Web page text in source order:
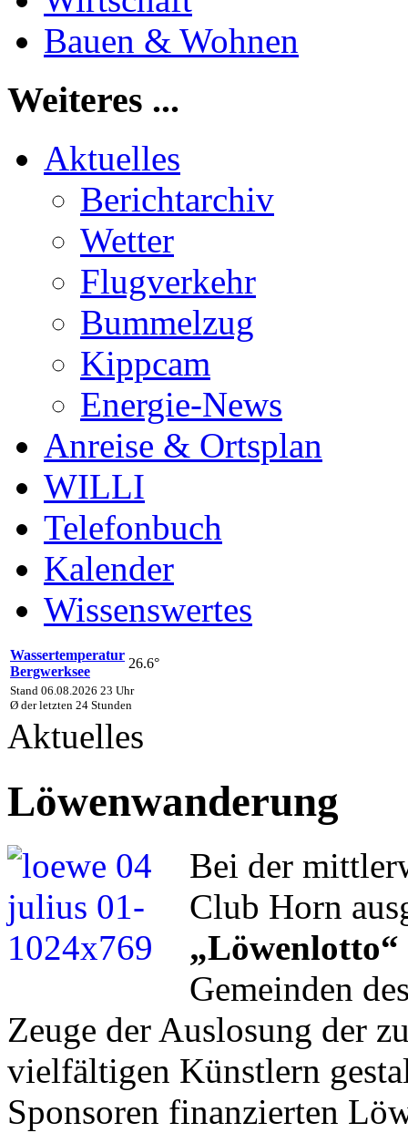
Bauen & Wohnen
Weiteres ...
Aktuelles
Berichtarchiv
Wetter
Flugverkehr
Bummelzug
Kippcam
Energie-News
Anreise & Ortsplan
WILLI
Telefonbuch
Kalender
Wissenswertes
Wassertemperatur
Bergwerksee
26.6°
Stand 06.08.2026 23 Uhr
Ø der letzten 24 Stunden
Aktuelles
Löwenwanderung
Bei der
Club Horn
„Löwenlotto“
Gemeinden
Zeuge der Auslosung der
vielfältigen Künstlern
Sponsoren finanzierten